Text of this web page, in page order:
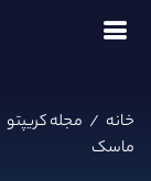
خانه / مجله کریپتو
ماسک